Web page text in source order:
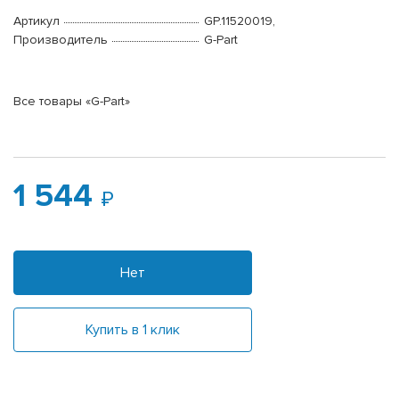
Артикул
GP.11520019,
Производитель
G-Part
Все товары «G-Part»
1 544
Нет
Купить в 1 клик